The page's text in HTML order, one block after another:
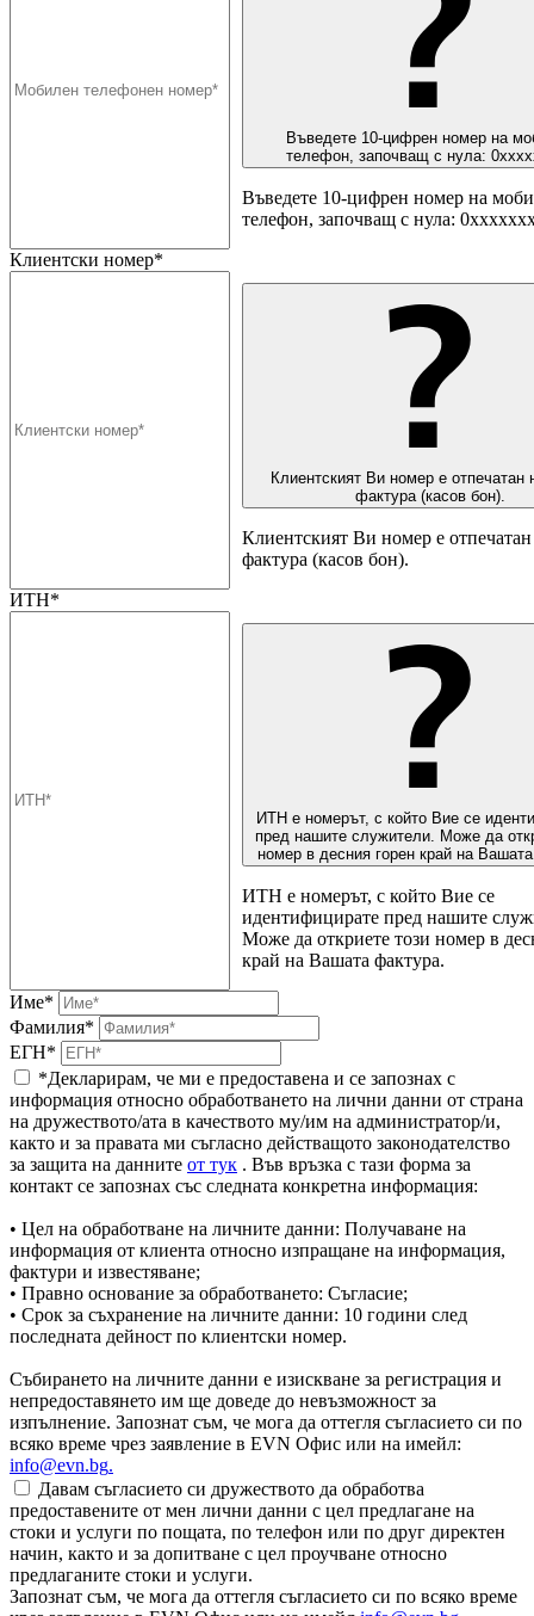
Въведете 10-цифрен номер на
телефон, започващ с нула:
Въведете 10-цифрен номер на
телефон, започващ с нула:
Клиентски номер*
Клиентският Ви номер е отпечатан
фактура (касов бон).
Клиентският Ви номер е отпечатан
фактура (касов бон).
ИТН*
ИТН е номерът, с който Вие се
пред нашите служители. Може да
номер в десния горен край на
ИТН е номерът, с който Вие се
идентифицирате пред нашите
Може да откриете този номер в
край на Вашата фактура.
Име*
Фамилия*
ЕГН*
*Декларирам, че ми е предоставена и се запознах с
информация относно обработването на лични данни от страна
на дружеството/ата в качеството му/им на администратор/и,
както и за правата ми съгласно действащото законодателство
за защита на данните от тук . Във връзка с тази форма за
контакт се запознах със следната конкретна информация:
• Цел на обработване на личните данни: Получаване на
информация от клиента относно изпращане на информация,
фактури и известяване;
• Правно основание за обработването: Съгласие;
• Срок за съхранение на личните данни: 10 години след
последната дейност по клиентски номер.
Събирането на личните данни е изискване за регистрация и
непредоставянето им ще доведе до невъзможност за
изпълнение. Запознат съм, че мога да оттегля съгласието си по
всяко време чрез заявление в EVN Офис или на имейл:
info@evn.bg.
Давам съгласието си дружеството да обработва
предоставените от мен лични данни с цел предлагане на
стоки и услуги по пощата, по телефон или по друг директен
начин, както и за допитване с цел проучване относно
предлаганите стоки и услуги.
Запознат съм, че мога да оттегля съгласието си по всяко време